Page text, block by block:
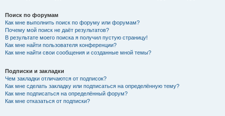
Поиск по форумам
Как мне выполнить поиск по форуму или форумам?
Почему мой поиск не даёт результатов?
В результате моего поиска я получил пустую страницу!
Как мне найти пользователя конференции?
Как мне найти свои сообщения и созданные мной темы?
Подписки и закладки
Чем закладки отличаются от подписок?
Как мне сделать закладку или подписаться на определённую тему?
Как мне подписаться на определённый форум?
Как мне отказаться от подписки?